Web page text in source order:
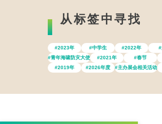
从标签中寻找
#2023年 #中学生 #2022年 #
#青年海啸防灾大使
#2021年 #春节
#2019年
#2026年度 #主办展会相关活动